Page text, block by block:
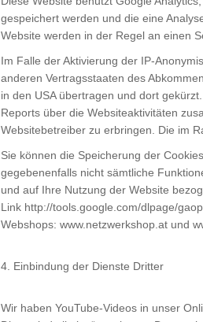
gespeichert werden und die eine
Website werden in der Regel an einen
Im Falle der Aktivierung der IP-
anderen Vertragsstaaten des
in den USA übertragen und dort
Reports über die Websiteaktivitäten
Websitebetreiber zu erbringen. Die im
Sie können die Speicherung der
gegebenenfalls nicht sämtliche
und auf Ihre Nutzung der Website
Link http://tools.google.com/dlpage/
Webshops: www.netzwerkshop.at und
4. Einbindung der Dienste Dritter
Wir haben YouTube-Videos in unser